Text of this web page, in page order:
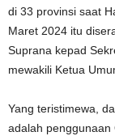
di 33 provinsi saat
Maret 2024 itu
Suprana kepad
mewakili Ketua
Yang teristimewa,
adalah penggunaan